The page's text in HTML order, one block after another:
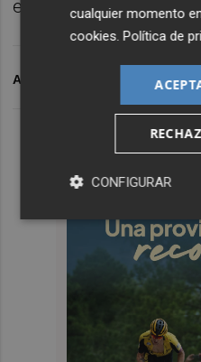
económica en un
ARCHIVADO EN
cualquier momento
cookies.Política de
CONFIGURAR